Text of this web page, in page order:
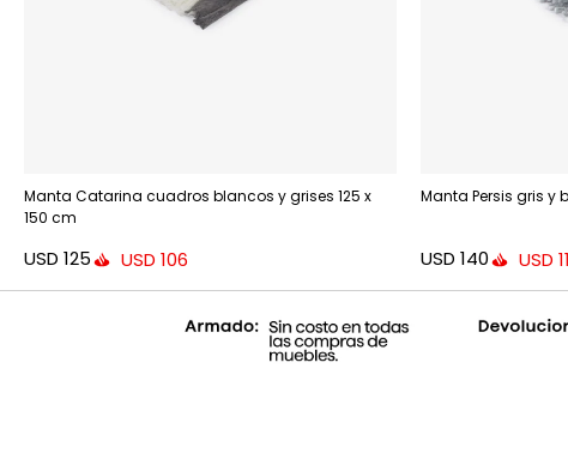
Manta Catarina cuadros blancos y grises 125 x
150 cm
USD 125 USD 106
Manta Persis gris y
USD 140 USD